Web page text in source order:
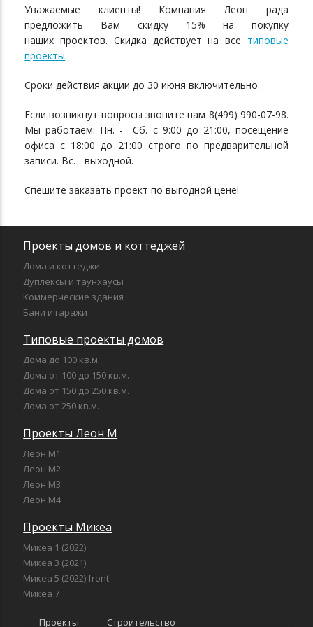
Уважаемые клиенты! Компания Леон рада
предложить Вам скидку 15% на покупку
наших проектов. Скидка действует на все типовые
проекты.
Сроки действия акции до 30 июня включительно.
Если возникнут вопросы звоните нам 8(499) 990-07-98.
Мы работаем: Пн. - Сб. с 9:00 до 21:00, посещение
офиса с 18:00 до 21:00 строго по предварительной
записи. Вс. - выходной.
Спешите заказать проект по выгодной цене!
Проекты домов и коттеджей
Дома и коттеджи
Дуплексы и таунхаусы
Коммерческие здания
Бани и гаражи
Типовые проекты домов
Дома до 100 кв.м.
Дома от 100 до 150 кв.м.
Дома от 150 до 250 кв.м.
Дома от 250 кв.м.
Проекты Леон М
Леон М1
Леон М2
Леон М3
Леон М4
Проекты Микеа
Микеа 1 (2022)
Микеа 3 (2021)
Микеа 5 (2022) front
Микеа 7
Проекты Строительство